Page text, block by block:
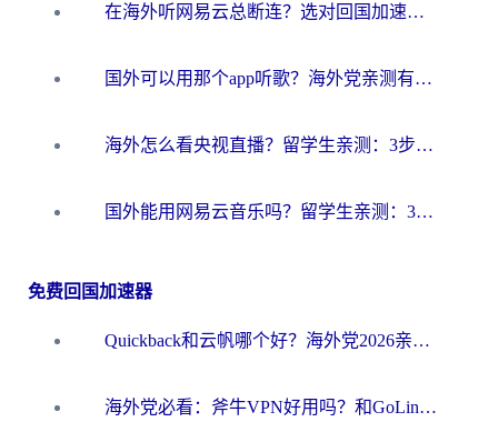
在海外听网易云总断连？选对回国加速器，告别地区限制和卡顿
国外可以用那个app听歌？海外党亲测有效的回国加速方案，轻松听国内音乐听书
海外怎么看央视直播？留学生亲测：3步解决版权限制+追剧自由
国外能用网易云音乐吗？留学生亲测：3步解决海外听歌难题
免费回国加速器
Quickback和云帆哪个好？海外党2026亲测指南：选对加速器大陆工具，无缝刷国内剧玩国服
海外党必看：斧牛VPN好用吗？和GoLinkVPN对比哪个回国效果更好？